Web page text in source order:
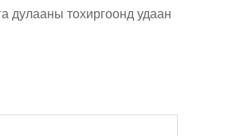
дулааны тохиргоонд удаан